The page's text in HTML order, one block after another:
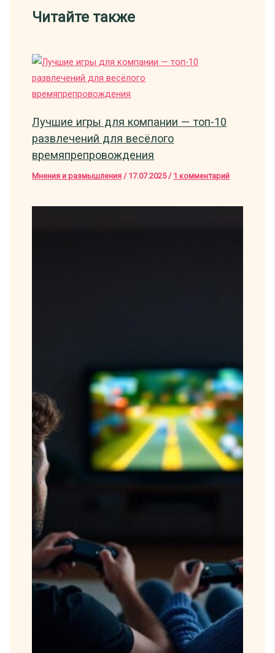
Читайте также
Лучшие игры для компании — топ-10
развлечений для весёлого
времяпрепровождения
Мнения и размышления / 17.07.2025 / 1 комментарий